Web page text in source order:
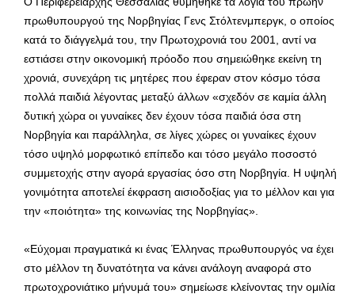
πρωθυπουργού της Νορβηγίας Γενς Στόλτενμπεργκ, ο οποίος
κατά το διάγγελμά του, την Πρωτοχρονιά του 2001, αντί να
εστιάσει στην οικονομική πρόοδο που σημειώθηκε εκείνη τη
χρονιά, συνεχάρη τις μητέρες που έφεραν στον κόσμο τόσα
πολλά παιδιά λέγοντας μεταξύ άλλων «σχεδόν σε καμία άλλη
δυτική χώρα οι γυναίκες δεν έχουν τόσα παιδιά όσα στη
Νορβηγία και παράλληλα, σε λίγες χώρες οι γυναίκες έχουν
τόσο υψηλό μορφωτικό επίπεδο και τόσο μεγάλο ποσοστό
συμμετοχής στην αγορά εργασίας όσο στη Νορβηγία. Η υψηλή
γονιμότητα αποτελεί έκφραση αισιοδοξίας για το μέλλον και για
την «ποιότητα» της κοινωνίας της Νορβηγίας».
«Εύχομαι πραγματικά κι ένας Έλληνας πρωθυπουργός να έχει
στο μέλλον τη δυνατότητα να κάνει ανάλογη αναφορά στο
πρωτοχρονιάτικο μήνυμά του» σημείωσε κλείνοντας την ομιλία